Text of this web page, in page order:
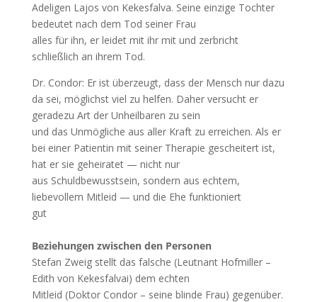
Adeligen Lajos von Kekesfalva. Seine einzige Tochter
bedeutet nach dem Tod seiner Frau
alles für ihn, er leidet mit ihr mit und zerbricht
schließlich an ihrem Tod.
Dr. Condor: Er ist überzeugt, dass der Mensch nur dazu
da sei, möglichst viel zu helfen. Daher versucht er
geradezu Art der Unheilbaren zu sein
und das Unmögliche aus aller Kraft zu erreichen. Als er
bei einer Patientin mit seiner Therapie gescheitert ist,
hat er sie geheiratet — nicht nur
aus Schuldbewusstsein, sondern aus echtem,
liebevollem Mitleid — und die Ehe funktioniert
gut
Beziehungen zwischen den Personen
Stefan Zweig stellt das falsche (Leutnant Hofmiller –
Edith von Kekesfalvai) dem echten
Mitleid (Doktor Condor – seine blinde Frau) gegenüber.